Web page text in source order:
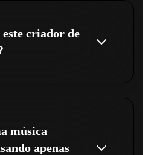
criador de
música
apenas